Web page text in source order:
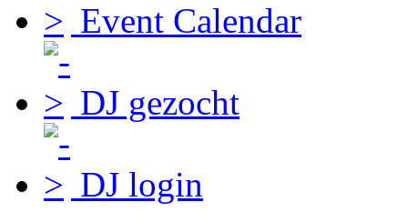
Event Calendar
DJ gezocht
DJ login